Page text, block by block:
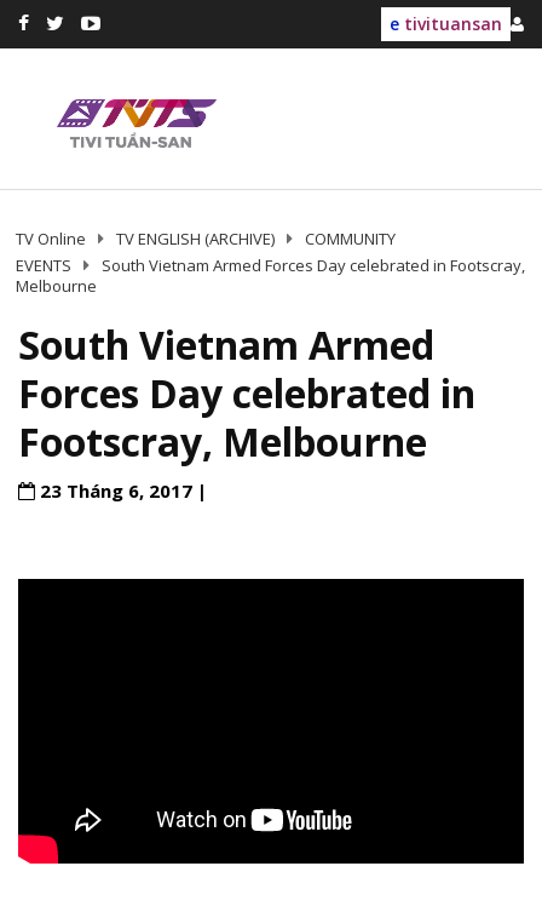
e tivituansan
TV Online TV ENGLISH (ARCHIVE)
COMMUNITY
EVENTS
South Vietnam Armed Forces Day celebrated in Footscray,
Melbourne
South Vietnam Armed
Forces Day celebrated in
Footscray, Melbourne
23 Tháng 6, 2017 |